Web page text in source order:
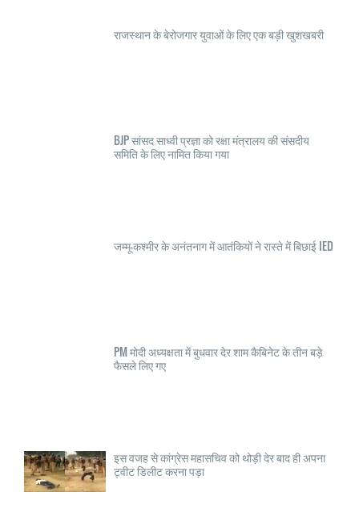
राजस्थान के बेरोजगार युवाओं के लिए एक बड़ी खुशखबरी
BJP सांसद साध्वी प्रज्ञा को रक्षा मंत्रालय की संसदीय
समिति के लिए नामित किया गया
जम्मू-कश्मीर के अनंतनाग में आतंकियों ने रास्ते में बिछाई IED
PM मोदी अध्यक्षता में बुधवार देर शाम कैबिनेट के तीन बड़े
फैसले लिए गए
इस वजह से कांग्रेस महासचिव को थोड़ी देर बाद ही अपना
ट्वीट डिलीट करना पड़ा